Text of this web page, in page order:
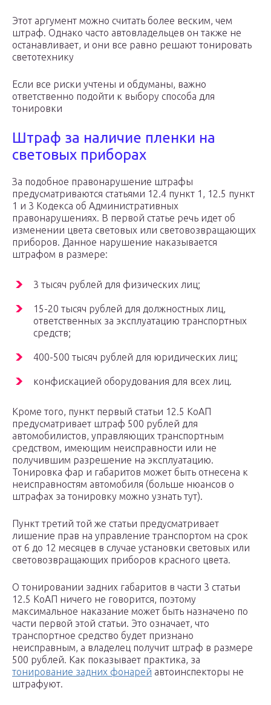
Этот аргумент можно считать более веским, чем
штраф. Однако часто автовладельцев он также не
останавливает, и они все равно решают тонировать
светотехнику
Если все риски учтены и обдуманы, важно
ответственно подойти к выбору способа для
тонировки
Штраф за наличие пленки на
световых приборах
За подобное правонарушение штрафы
предусматриваются статьями 12.4 пункт 1, 12.5 пункт
1 и 3 Кодекса об Административных
правонарушениях. В первой статье речь идет об
изменении цвета световых или световозвращающих
приборов. Данное нарушение наказывается
штрафом в размере:
3 тысяч рублей для физических лиц;
15-20 тысяч рублей для должностных лиц,
ответственных за эксплуатацию транспортных
средств;
400-500 тысяч рублей для юридических лиц;
конфискацией оборудования для всех лиц.
Кроме того, пункт первый статьи 12.5 КоАП
предусматривает штраф 500 рублей для
автомобилистов, управляющих транспортным
средством, имеющим неисправности или не
получившим разрешение на эксплуатацию.
Тонировка фар и габаритов может быть отнесена к
неисправностям автомобиля (больше нюансов о
штрафах за тонировку можно узнать тут).
Пункт третий той же статьи предусматривает
лишение прав на управление транспортом на срок
от 6 до 12 месяцев в случае установки световых или
световозвращающих приборов красного цвета.
О тонировании задних габаритов в части 3 статьи
12.5 КоАП ничего не говорится, поэтому
максимальное наказание может быть назначено по
части первой этой статьи. Это означает, что
транспортное средство будет признано
неисправным, а владелец получит штраф в размере
500 рублей. Как показывает практика, за
тонирование задних фонарей автоинспекторы не
штрафуют.